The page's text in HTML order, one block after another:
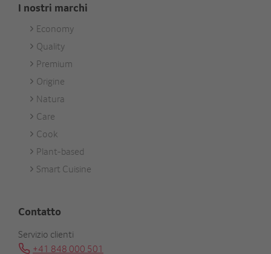
I nostri marchi
Footer
Unsere
Marken
Economy
Quality
Premium
Origine
Natura
Care
Cook
Plant-based
Smart Cuisine
Contatto
Servizio clienti
+41 848 000 501